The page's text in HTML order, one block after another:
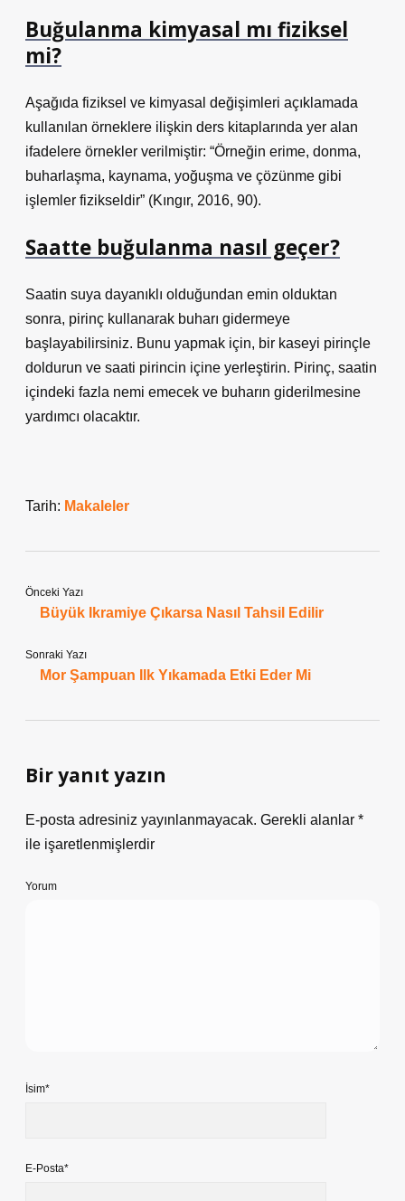
Buğulanma kimyasal mı fiziksel
mi?
Aşağıda fiziksel ve kimyasal değişimleri açıklamada
kullanılan örneklere ilişkin ders kitaplarında yer alan
ifadelere örnekler verilmiştir: “Örneğin erime, donma,
buharlaşma, kaynama, yoğuşma ve çözünme gibi
işlemler fizikseldir” (Kıngır, 2016, 90).
Saatte buğulanma nasıl geçer?
Saatin suya dayanıklı olduğundan emin olduktan
sonra, pirinç kullanarak buharı gidermeye
başlayabilirsiniz. Bunu yapmak için, bir kaseyi pirinçle
doldurun ve saati pirincin içine yerleştirin. Pirinç, saatin
içindeki fazla nemi emecek ve buharın giderilmesine
yardımcı olacaktır.
Tarih: Makaleler
Önceki Yazı
Büyük Ikramiye Çıkarsa Nasıl Tahsil Edilir
Sonraki Yazı
Mor Şampuan Ilk Yıkamada Etki Eder Mi
Bir yanıt yazın
E-posta adresiniz yayınlanmayacak. Gerekli alanlar *
ile işaretlenmişlerdir
Yorum
İsim*
E-Posta*